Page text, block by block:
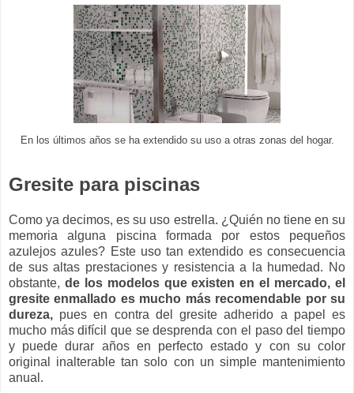
En los últimos años se ha extendido su uso a otras zonas del hogar.
Gresite para piscinas
Como ya decimos, es su uso estrella. ¿Quién no tiene en su
memoria alguna piscina formada por estos pequeños
azulejos azules? Este uso tan extendido es consecuencia
de sus altas prestaciones y resistencia a la humedad. No
obstante, de los modelos que existen en el mercado, el
gresite enmallado es mucho más recomendable por su
dureza, pues en contra del gresite adherido a papel es
mucho más difícil que se desprenda con el paso del tiempo
y puede durar años en perfecto estado y con su color
original inalterable tan solo con un simple mantenimiento
anual.